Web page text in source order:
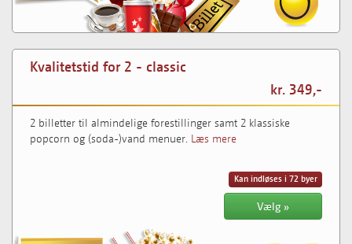
Kvalitetstid for 2 - classic
kr. 349,-
2 billetter til almindelige forestillinger samt 2 klassiske
popcorn og (soda-)vand menuer. Læs mere
Kan indløses i 72 byer
Vælg »